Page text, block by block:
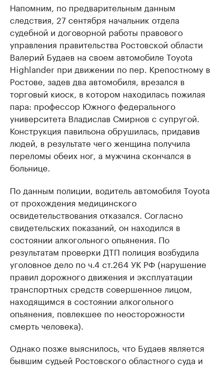
Напомним, по предварительным данным
следствия, 27 сентября начальник отдела
судебной и договорной работы правового
управления правительства Ростовской области
Валерий Будаев на своем автомобиле Toyota
Highlander при движении по пер. Крепостному в
Ростове, задев два автомобиля, врезался в
торговый киоск, в котором находилась пожилая
пара: профессор Южного федерального
университета Владислав Смирнов с супругой.
Конструкция павильона обрушилась, придавив
людей, в результате чего женщина получила
переломы обеих ног, а мужчина скончался в
больнице.
По данным полиции, водитель автомобиля Toyota
от прохождения медицинского
освидетельствования отказался. Согласно
свидетельских показаний, он находился в
состоянии алкогольного опьянения. По
результатам проверки ДТП полиция возбудила
уголовное дело по ч.4 ст.264 УК РФ (нарушение
правил дорожного движения и эксплуатации
транспортных средств совершенное лицом,
находящимся в состоянии алкогольного
опьянения, повлекшее по неосторожности
смерть человека).
Однако позже выяснилось, что Будаев является
бывшим судьей Ростовского областного суда и